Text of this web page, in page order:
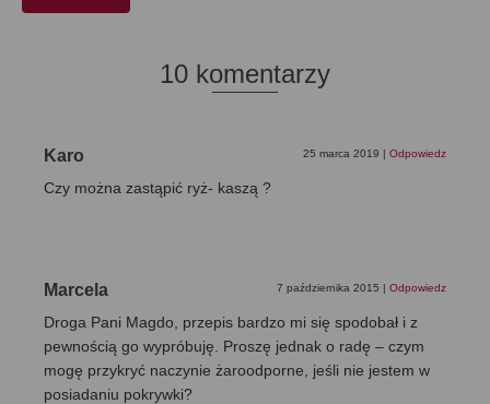
10 komentarzy
Karo 25 marca 2019 | Odpowiedz
Czy można zastąpić ryż- kaszą ?
Marcela 7 października 2015 | Odpowiedz
Droga Pani Magdo, przepis bardzo mi się spodobał i z
pewnością go wypróbuję. Proszę jednak o radę – czym
mogę przykryć naczynie żaroodporne, jeśli nie jestem w
posiadaniu pokrywki?